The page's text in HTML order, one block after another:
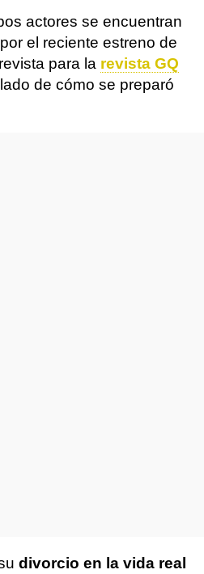
actores se encuentran
por el reciente estreno de
para la revista GQ
de cómo se preparó
divorcio en la vida real